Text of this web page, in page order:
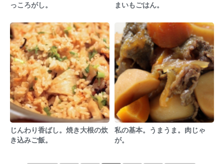
っころがし。
まいもごはん。
じんわり香ばし。焼き大根の炊
き込みご飯。
私の基本。うまうま。肉じゃ
が。